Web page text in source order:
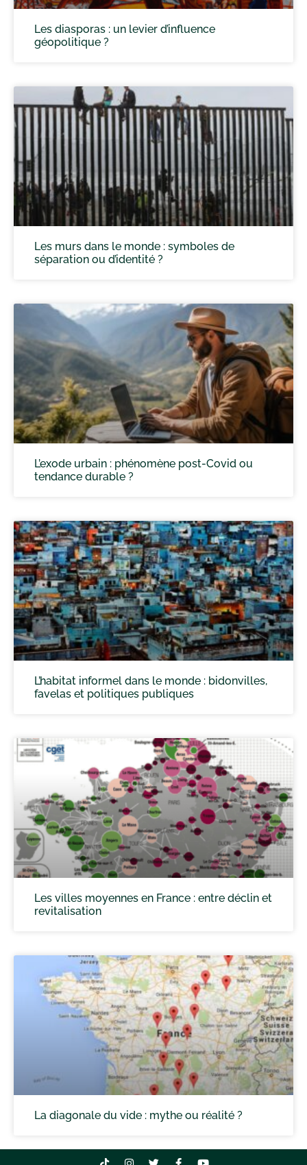
Les diasporas : un levier d’influence
géopolitique ?
Les murs dans le monde : symboles de
séparation ou d’identité ?
L’exode urbain : phénomène post-Covid ou
tendance durable ?
L’habitat informel dans le monde : bidonvilles,
favelas et politiques publiques
Les villes moyennes en France : entre déclin et
revitalisation
La diagonale du vide : mythe ou réalité ?